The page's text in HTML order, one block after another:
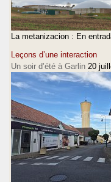
La metanizacion : En
Leçons d’une interaction
Un soir d’été à Garlin 20